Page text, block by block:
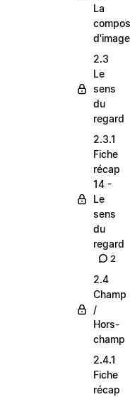
La
d'image
2.3
Le
sens
du
regard
2.3.1
Fiche
récap
14 -
Le
sens
du
regard
2
2.4
Champ
/
Hors-
champ
2.4.1
Fiche
récap